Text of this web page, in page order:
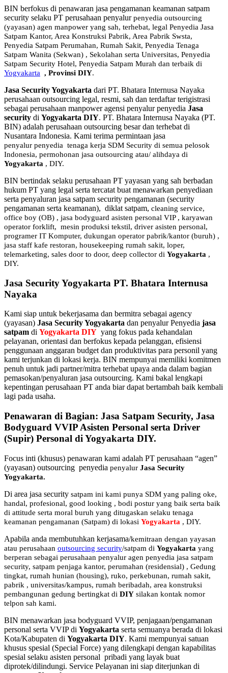
BIN berfokus di penawaran jasa pengamanan keamanan satpam
security selaku PT perusahaan penyalurpenyedia outsourcing
(yayasan) agen manpower yang sah, terhebat, legal Penyedia Jasa
Satpam Kantor, Area Konstruksi Pabrik, Area Pabrik Swsta,
Penyedia Satpam Perumahan, Rumah Sakit, Penyedia Tenaga
Satpam Wanita (Sekwan) , Sekolahan serta Universitas, Penyedia
Satpam Security Hotel, Penyedia Satpam Murah dan terbaik di
Yogyakarta , Provinsi DIY.
Jasa Security Yogyakarta dari PT. Bhatara Internusa Nayaka
perusahaan outsourcing legal, resmi, sah dan terdaftar terigistrasi
sebagai perusahaan manpower agensi penyalur penyedia Jasa
security di Yogyakarta DIY. PT. Bhatara Internusa Nayaka (PT.
BIN) adalah perusahaan outsourcing besar dan terhebat di
Nusantara Indonesia. Kami terima permintaan jasa
penyalur penyedia tenaga kerja SDM Security di semua pelosok
Indonesia, permohonan jasa outsourcing atau/ alihdaya di
Yogyakarta , DIY.
BIN bertindak selaku perusahaan PT yayasan yang sah berbadan
hukum PT yang legal serta tercatat buat menawarkan penyediaan
serta penyaluran jasa satpam security pengamanan (security
pengamanan serta keamanan), diklat satpam, cleaning service,
office boy (OB) , jasa bodyguard asisten personal VIP , karyawan
operator forklift, mesin produksi tekstil, driver asisten personal,
programer IT Komputer, dukungan operator pabrik/kantor (buruh) ,
jasa staff kafe restoran, housekeeping rumah sakit, loper,
telemarketing, sales door to door, deep collector di Yogyakarta ,
DIY.
Jasa Security Yogyakarta PT. Bhatara Internusa
Nayaka
Kami siap untuk bekerjasama dan bermitra sebagai agency
(yayasan) Jasa Security Yogyakarta dan penyalur Penyedia jasa
satpam di Yogyakarta DIY yang fokus pada kehandalan
pelayanan, orientasi dan berfokus kepada pelanggan, efisiensi
penggunaan anggaran budget dan produktivitas para personil yang
kami terjunkan di lokasi kerja. BIN mempunyai memiliki komitmen
penuh untuk jadi partner/mitra terhebat upaya anda dalam bagian
pemasokan/penyaluran jasa outsourcing. Kami bakal lengkapi
kepentingan perusahaan PT anda biar dapat bertambah baik kembali
lagi pada usaha.
Penawaran di Bagian: Jasa Satpam Security, Jasa
Bodyguard VVIP Asisten Personal serta Driver
(Supir) Personal di Yogyakarta DIY.
Focus inti (khusus) penawaran kami adalah PT perusahaan “agen”
(yayasan) outsourcing penyedia penyalur Jasa Security
Yogyakarta.
Di area jasa security satpam ini kami punya SDM yang paling oke,
handal, profesional, good looking , bodi postur yang baik serta baik
di attitude serta moral buruh yang ditugaskan selaku tenaga
keamanan pengamanan (Satpam) di lokasi Yogyakarta , DIY.
Apabila anda membutuhkan kerjasama/kemitraan dengan yayasan
atau perusahaan outsourcing security/satpam di Yogyakarta yang
berperan sebagai perusahaan penyalur agen penyedia jasa satpam
security, satpam penjaga kantor, perumahan (residensial) , Gedung
tingkat, rumah hunian (housing), ruko, perkebunan, rumah sakit,
pabrik , universitas/kampus, rumah beribadah, area konstruksi
pembangunan gedung bertingkat di DIY silakan kontak nomor
telpon sah kami.
BIN menawarkan jasa bodyguard VVIP, penjagaan/pengamanan
personal serta VVIP di Yogyakarta serta semuanya berada di lokasi
Kota/Kabupaten di Yogyakarta DIY. Kami mempunyai satuan
khusus spesial (Special Force) yang dilengkapi dengan kapabilitas
spesial selaku asisten personal pribadi yang layak buat
diprotek/dilindungi. Service Pelayanan ini siap diterjunkan di